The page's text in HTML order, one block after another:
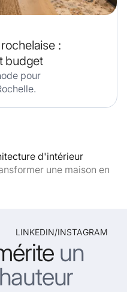
:
budget
pour
d'intérieur
une maison en
LINKEDIN/INSTAGRAM
un